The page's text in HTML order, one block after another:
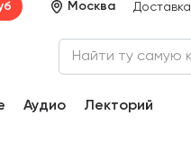
Москва Доставка
Аудио Лекторий